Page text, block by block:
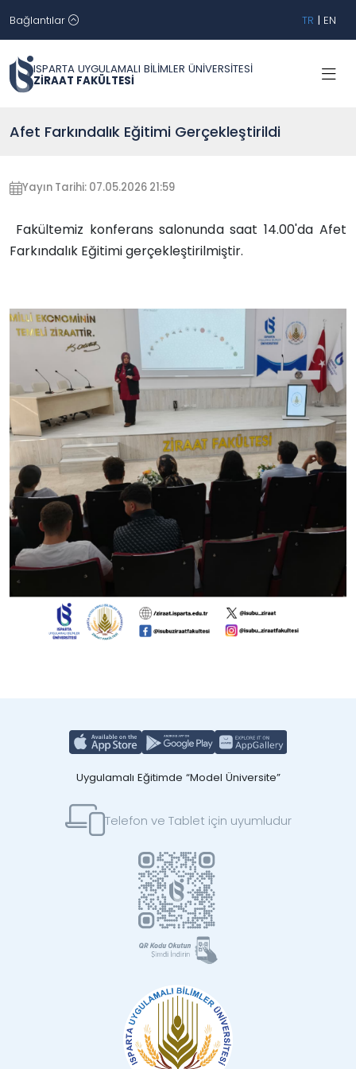
Bağlantılar TR | EN
ISPARTA UYGULAMALI BİLİMLER ÜNİVERSİTESİ
ZİRAAT FAKÜLTESİ
Afet Farkındalık Eğitimi Gerçekleştirildi
Yayın Tarihi: 07.05.2026 21:59
Fakültemiz konferans salonunda saat 14.00'da Afet
Farkındalık Eğitimi gerçekleştirilmiştir.
Uygulamalı Eğitimde “Model Üniversite”
Telefon ve Tablet için uyumludur